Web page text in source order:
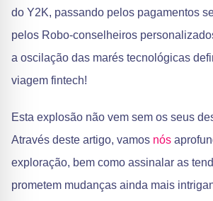
do Y2K, passando pelos pagamentos
pelos Robo-conselheiros
a oscilação das marés tecnológicas
viagem fintech!
Esta explosão não vem sem os seus
Através deste artigo, vamos nós
exploração, bem como assinalar as
prometem mudanças ainda mais